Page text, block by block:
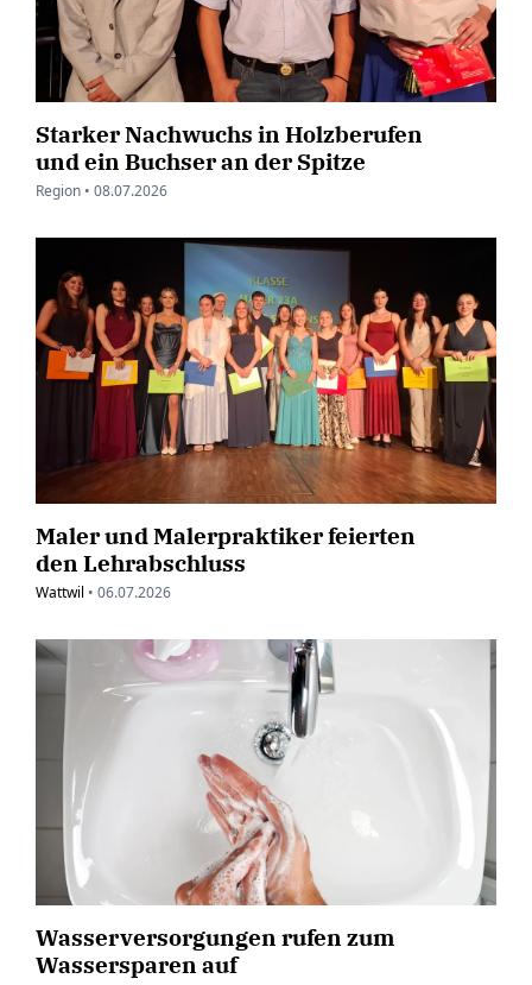
Starker Nachwuchs in Holzberufen
und ein Buchser an der Spitze
Region • 08.07.2026
Maler und Malerpraktiker feierten
den Lehrabschluss
Wattwil • 06.07.2026
Wasserversorgungen rufen zum
Wassersparen auf